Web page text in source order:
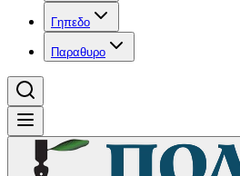
Γηπεδο
Παραθυρο